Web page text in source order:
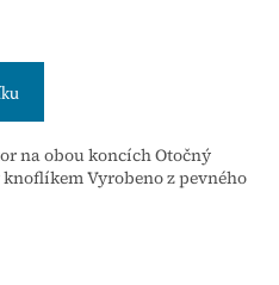
na obou koncích Otočný
Vyrobeno z pevného